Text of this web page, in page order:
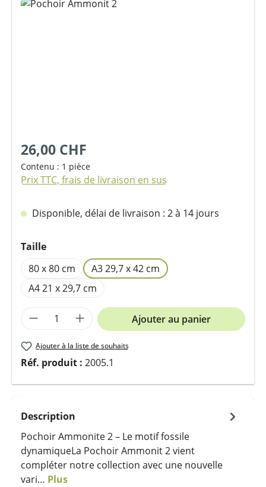
26,00 CHF
Contenu : 1 pièce
Prix TTC, frais de livraison en sus
Disponible, délai de livraison : 2 à 14 jours
Sélectionnez
Taille
80 x 80 cm
A3 29,7 x 42 cm
A4 21 x 29,7 cm
Quantité de produit : Entrez la
Ajouter au panier
Ajouter à la liste de souhaits
Réf. produit : 2005.1
Description
Pochoir Ammonite 2 – Le motif fossile
dynamiqueLa Pochoir Ammonit 2 vient
compléter notre collection avec une nouvelle
vari… Plus